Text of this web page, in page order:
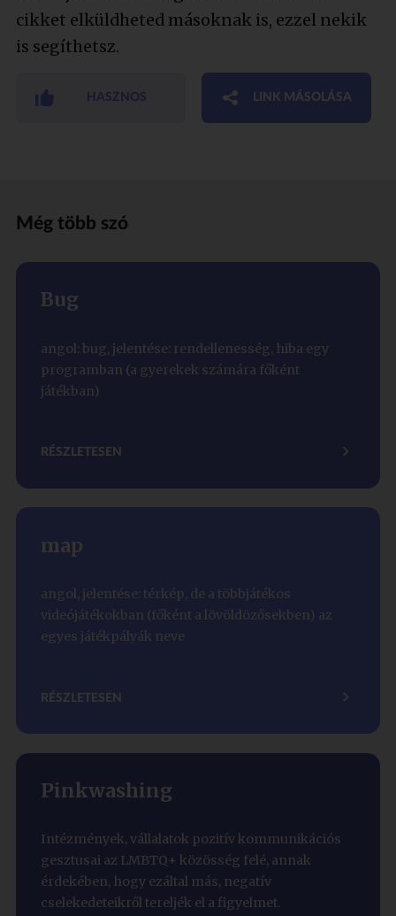
cikket elküldheted másoknak is, ezzel nekik
is segíthetsz.
HASZNOS LINK MÁSOLÁSA
Még több szó
Bug
angol: bug, jelentése: rendellenesség, hiba egy
programban (a gyerekek számára főként
játékban)
RÉSZLETESEN
map
angol, jelentése: térkép, de a többjátékos
videójátékokban (főként a lövöldözősekben) az
egyes játékpályák neve
RÉSZLETESEN
Pinkwashing
Intézmények, vállalatok pozitív kommunikációs
gesztusai az LMBTQ+ közösség felé, annak
érdekében, hogy ezáltal más, negatív
cselekedeteikről tereljék el a figyelmet.